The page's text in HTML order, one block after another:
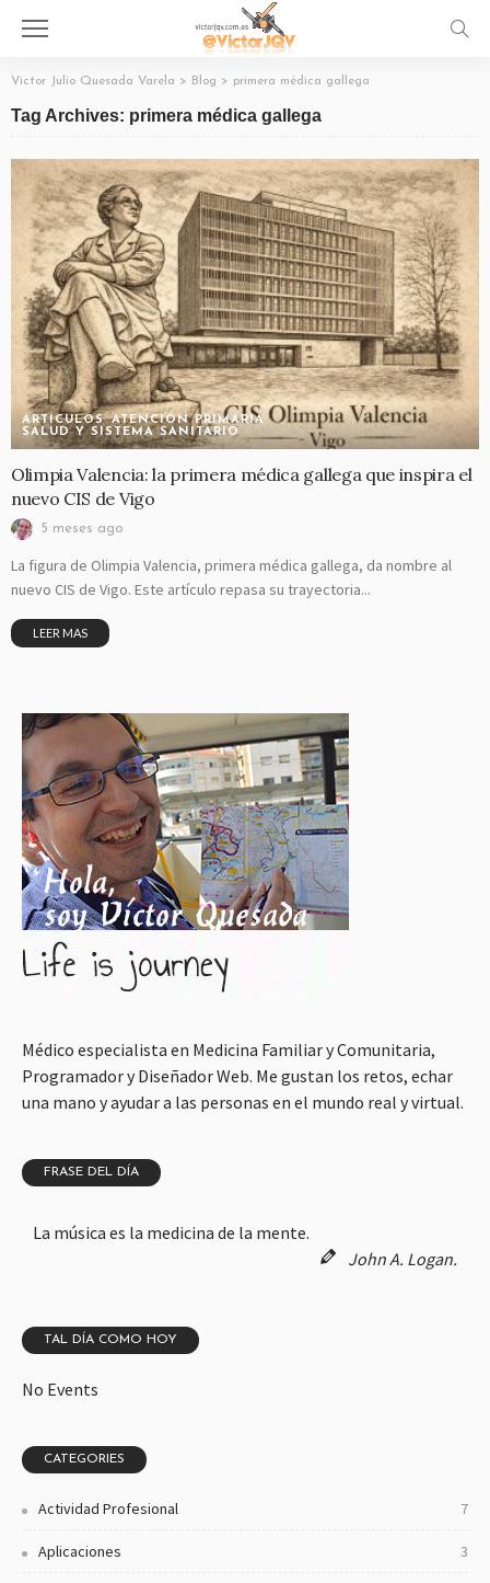
Victor Julio Quesada Varela > Blog > primera médica gallega
Tag Archives: primera médica gallega
ARTICULOS
ATENCIÓN PRIMARIA
SALUD Y SISTEMA SANITARIO
Olimpia Valencia: la primera médica gallega que inspira el
nuevo CIS de Vigo
5 meses ago
La figura de Olimpia Valencia, primera médica gallega, da nombre al
nuevo CIS de Vigo. Este artículo repasa su trayectoria...
LEER MAS
Médico especialista en Medicina Familiar y Comunitaria,
Programador y Diseñador Web. Me gustan los retos, echar
una mano y ayudar a las personas en el mundo real y virtual.
FRASE DEL DÍA
La música es la medicina de la mente.
John A. Logan.
TAL DÍA COMO HOY
No Events
CATEGORIES
Actividad Profesional 7
Aplicaciones 3